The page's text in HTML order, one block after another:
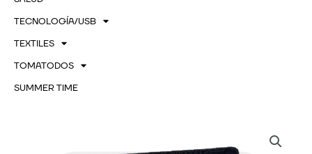
TECNOLOGÍA/USB
TEXTILES
TOMATODOS
SUMMER TIME